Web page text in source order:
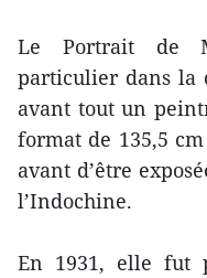
Le Portrait de
particulier dans la
avant tout un
format de 135,5
avant d’être
l’Indochine.
En 1931, elle fut